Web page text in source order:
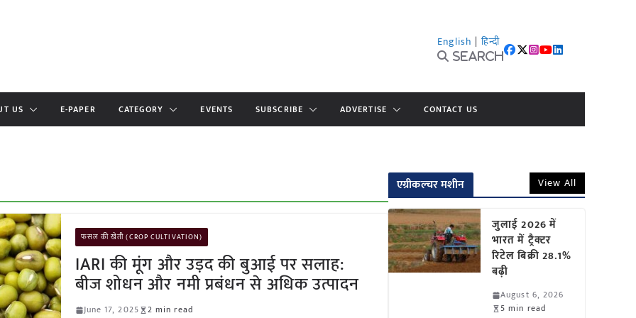
English | हिन्दी
Search
US E-PAPER CATEGORY EVENTS SUBSCRIBE ADVERTISE CONTACT US
फसल की खेती (CROP CULTIVATION)
IARI की मूंग और उड़द की बुआई पर सलाह:
बीज शोधन और नमी प्रबंधन से अधिक उत्पादन
June 17, 2025
2 min read
एग्रीकल्चर मशीन View All
जुलाई 2026 में
भारत में ट्रैक्टर
रिटेल बिक्री 28.1%
बढ़ी
August 6, 2026
5 min read